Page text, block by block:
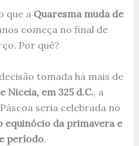
que a Quaresma muda de
começa no final de
Por quê?
tomada há mais de
Niceia, em 325 d.C., a
seria celebrada no
da primavera e
período.